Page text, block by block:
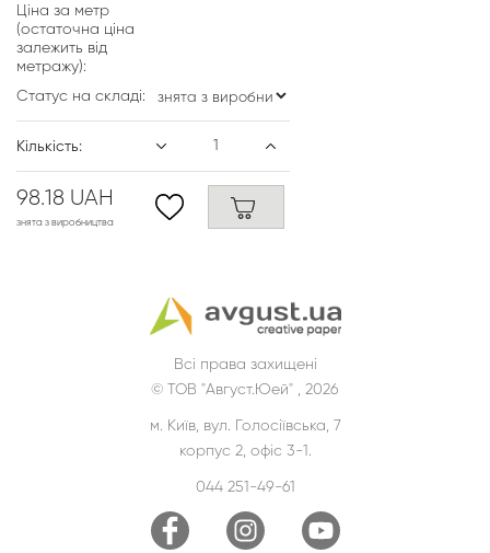
Ціна за метр
(остаточна ціна
залежить від
метражу):
Статус на складі:
Кількість:
98.18 UAH
знята з виробництва
Всі права захищені
© ТОВ "Август.Юей" , 2026
м. Київ, вул. Голосіївська, 7
корпус 2, офіс 3-1.
044 251-49-61